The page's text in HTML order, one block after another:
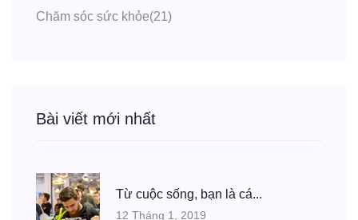
Chăm sóc sức khỏe(21)
Bài viết mới nhất
Từ cuộc sống, bạn là cá...
12 Tháng 1, 2019